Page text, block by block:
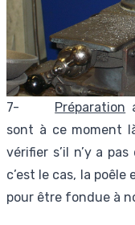
7- Préparation
sont à ce moment
vérifier s’il n’y a
c’est le cas, la
pour être fondue à